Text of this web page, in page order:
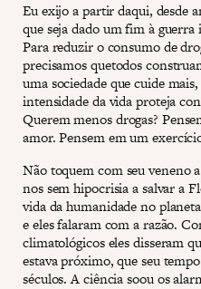
Eu exijo a partir daqui, desde
que seja dado um fim à
Para reduzir o consumo de
precisamos quetodos
uma sociedade que cuide
intensidade da vida proteja
Querem menos drogas?
amor. Pensem em um
Não toquem com seu veneno
nos sem hipocrisia a salvar a
vida da humanidade no
e eles falaram com a razão.
climatológicos eles disseram
estava próximo, que seu
séculos. A ciência soou os